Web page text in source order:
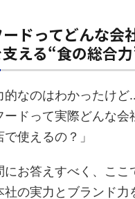
ードってどんな
える“食の総合
的なのはわかったけど
ードって実際どんな会
で使えるの？」
にお答えすべく、ここ
社の実力とブランド力